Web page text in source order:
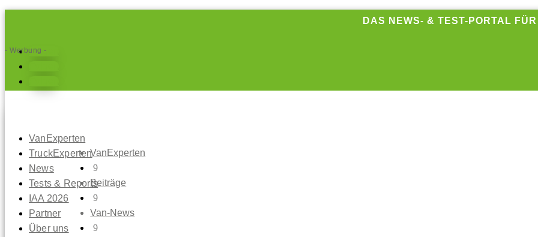
DAS NEWS- & TEST-PORTAL
Folgen
VanExperten
TruckExperten
News
Tests & Reports
IAA 2026
Partner
Über uns
- Werbung -
VanExperten
9
Beiträge
9
Van-News
9